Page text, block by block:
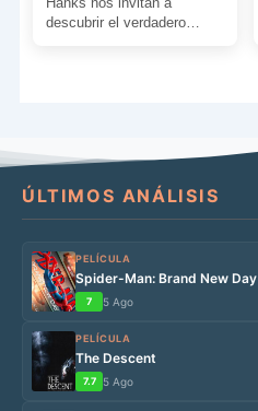
descubrir el verdadero
ÚLTIMOS ANÁLISIS
PELÍCULA
Spider-Man: Brand New Day
7 5 Ago
PELÍCULA
The Descent
7.7 5 Ago